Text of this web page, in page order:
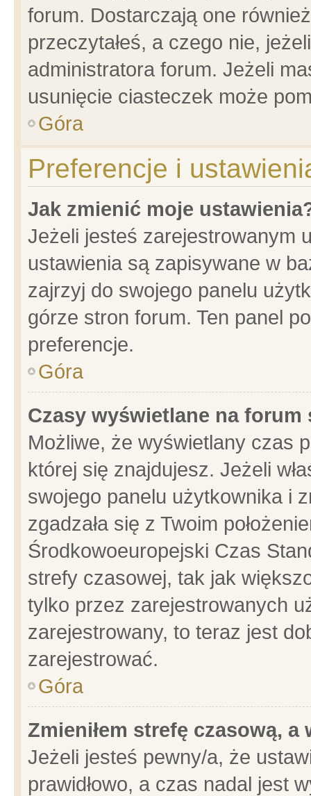
forum. Dostarczają one
przeczytałeś, a czego nie,
administratora forum. Jeżeli
usunięcie ciasteczek może
Góra
Preferencje i
Jak zmienić moje
Jeżeli jesteś zarejestrowanym
ustawienia są zapisywane w
zajrzyj do swojego panelu
górze stron forum. Ten panel
preferencje.
Góra
Czasy wyświetlane na forum
Możliwe, że wyświetlany czas
której się znajdujesz. Jeżeli
swojego panelu użytkownika i
zgadzała się z Twoim
Środkowoeuropejski Czas
strefy czasowej, tak jak
tylko przez zarejestrowanych
zarejestrowany, to teraz jest
zarejestrować.
Góra
Zmieniłem strefę czasową,
Jeżeli jesteś pewny/a, że
prawidłowo, a czas nadal jest